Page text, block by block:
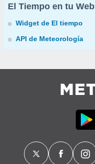
El Tiempo en tu Web
Widget de El tiempo
API de Meteorología